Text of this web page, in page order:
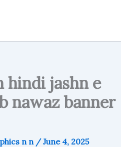
hindi jashn e
nawaz banner
n n /June 4, 2025